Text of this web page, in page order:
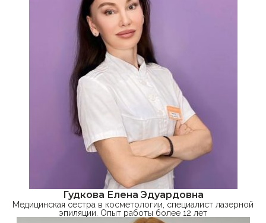
Гудкова Елена Эдуардовна
Медицинская сестра в косметологии, специалист лазерной
эпиляции. Опыт работы более 12 лет